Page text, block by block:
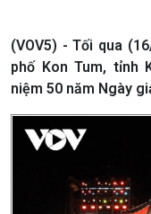
(VOV5) - Tối qua
phố Kon Tum, tỉnh
niệm 50 năm Ngày